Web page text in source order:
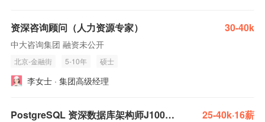
资深咨询顾问（人力资源专家） 30-40k
中大咨询集团 融资未公开
北京-金融街 5-10年 硕士
李女士 · 集团高级经理
PostgreSQL 资深数据库架构师J100946 25-40k·16薪